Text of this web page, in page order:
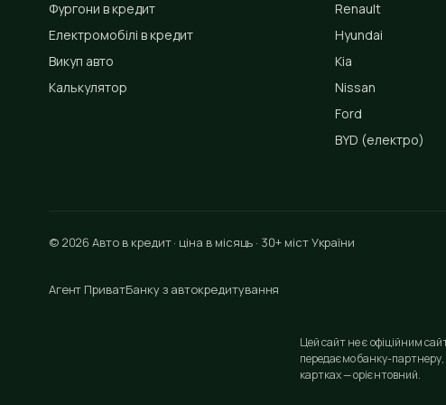
Фургони в кредит
Електромобілі в кредит
Викуп авто
Калькулятор
Renault
Hyundai
Kia
Nissan
Ford
BYD (електро)
© 2026 Авто в кредит · ціна в місяць · 30+ міст України
Агент ПриватБанку з автокредитування
Цей сайт не є офіційним
передаємо банку-
картках — орієнтовний.